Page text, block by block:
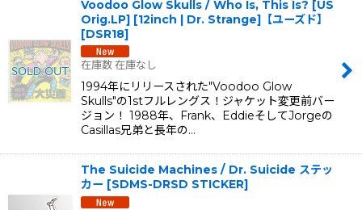
Voodoo Glow Skulls / Who Is, This Is? [US
Orig.LP] [12inch | Dr. Strange]【ユーズド】
[DSR18]
在庫数 在庫なし
1994年にリリースされた"Voodoo Glow
Skulls"の1stフルレングス！ジャケット変更前バー
ジョン！ 1988年、Frank、EddieそしてJorgeの
Casillas兄弟と長年の…
The Suicide Machines / Dr. Suicide ステッ
カー [SDMS-DRSD STICKER]